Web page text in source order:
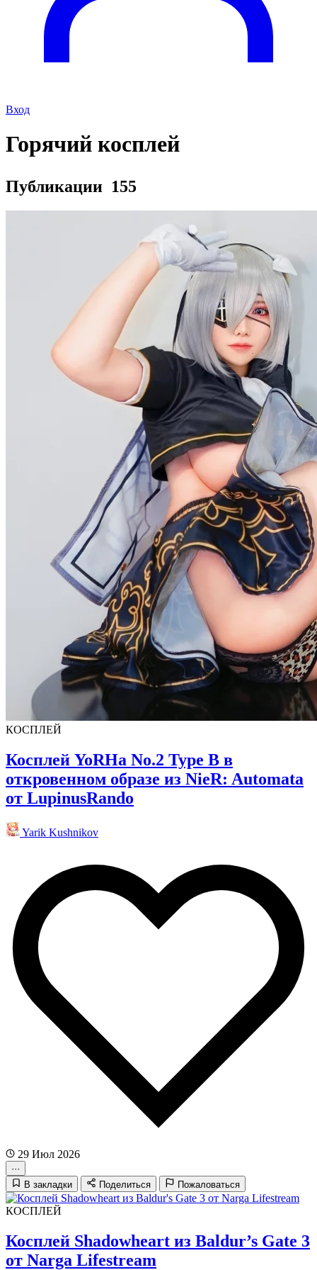
Вход
Горячий косплей
Публикации 155
КОСПЛЕЙ
Косплей YoRHa No.2 Type B в
откровенном образе из NieR: Automata
от LupinusRando
Yarik Kushnikov
29 Июл 2026
···
В закладки
Поделиться Пожаловаться
КОСПЛЕЙ
Косплей Shadowheart из Baldur’s Gate 3
от Narga Lifestream